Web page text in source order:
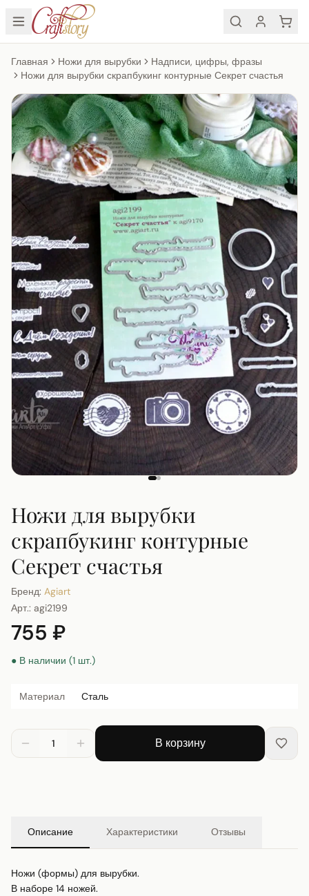
Главная Ножи для вырубки
Надписи, цифры, фразы
Ножи для вырубки скрапбукинг контурные Секрет счастья
Ножи для вырубки
скрапбукинг контурные
Секрет счастья
Бренд: Agiart
Арт.: agi2199
755 ₽
● В наличии (1 шт.)
Материал Сталь
1 В корзину
Описание Характеристики Отзывы
Ножи (формы) для вырубки.
В наборе 14 ножей.